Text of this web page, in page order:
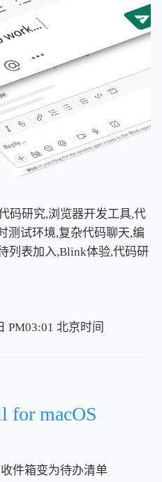
码研究,浏览器开发工具,代
测试环境,复杂代码聊天,编
列表加入,Blink体验,代码研
PM03:01 北京时间
北京时间
for macOS
件箱变为待办清单